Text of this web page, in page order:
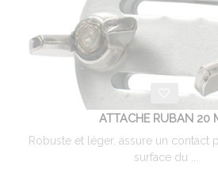
ATTACHE RUBAN 20
Robuste et léger, assure un contact
surface du ...